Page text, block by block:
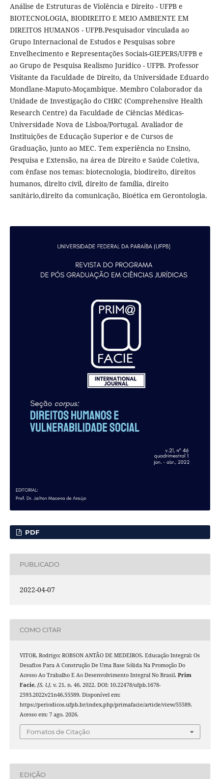
Análise de Estruturas de Violência e Direito - UFPB e
BIOTECNOLOGIA, BIODIREITO E MEIO AMBIENTE EM
DIREITOS HUMANOS - UFPB.Pesquisador vinculada ao
Grupo Internacional de Estudos e Pesquisas sobre
Envelhecimento e Representações Sociais-GIEPERS/UFPB e
ao Grupo de Pesquisa Realismo Jurídico - UFPB. Professor
Visitante da Faculdade de Direito, da Universidade Eduardo
Mondlane-Maputo-Moçambique. Membro Colaborador da
Unidade de Investigação do CHRC (Comprehensive Health
Research Centre) da Faculdade de Ciências Médicas-
Universidade Nova de Lisboa/Portugal. Avaliador de
Instituições de Educação Superior e de Cursos de
Graduação, junto ao MEC. Tem experiência no Ensino,
Pesquisa e Extensão, na área de Direito e Saúde Coletiva,
com ênfase nos temas: biotecnologia, biodireito, direitos
humanos, direito civil, direito de família, direito
sanitário,direito da comunicação, Bioética em Gerontologia.
PDF
PUBLICADO
2022-04-07
COMO CITAR
VITOR, Rodrigo; ROBSON ANTÃO DE MEDEIROS. Educação Integral: Os
Desafios Para A Construção De Uma Base Sólida Na Promoção Do
Acesso Ao Trabalho E Ao Desenvolvimento Integral No Brasil. Prim
Facie, [S. l.], v. 21, n. 46, 2022. DOI: 10.22478/ufpb.1678-
2593.2022v21n46.55589. Disponível em:
https://periodicos.ufpb.br/index.php/primafacie/article/view/55589.
Acesso em: 7 ago. 2026.
Fomatos de Citação
EDIÇÃO